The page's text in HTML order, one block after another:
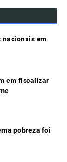
nacionais em
em fiscalizar
pobreza foi